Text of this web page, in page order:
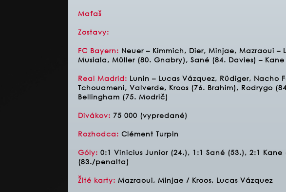
Maťaš
Zostavy:
FC Bayern: Neuer – Kimmich, Dier, Minjae, Mazraoui –
Musiala, Müller (80. Gnabry), Sané (84. Davies) – Kane
Real Madrid: Lunin – Lucas Vázquez, Rüdiger,
Tchouameni, Valverde, Kroos (76. Brahim), Rodrygo
Bellingham (75. Modrič)
Divákov: 75 000 (vypredané)
Rozhodca: Clément Turpin
Góly: 0:1 Vinicius Junior (24.), 1:1 Sané (53.), 2:1
(83./penalta)
Žlté karty: Mazraoui, Minjae / Kroos, Lucas Vázquez